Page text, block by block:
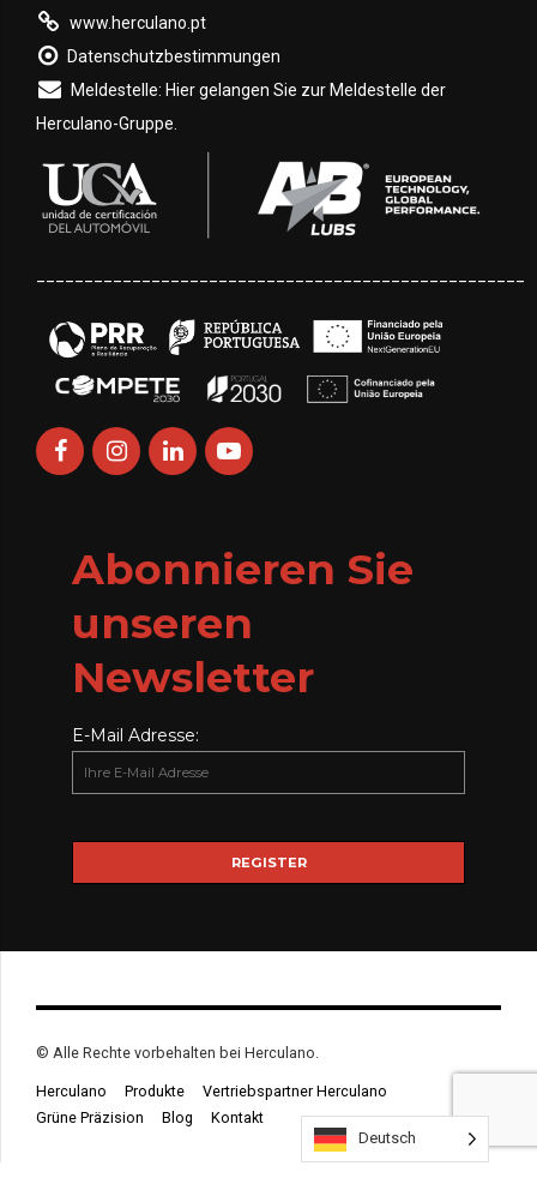
www.herculano.pt
Datenschutzbestimmungen
Meldestelle: Hier gelangen Sie zur Meldestelle der
Herculano-Gruppe.
Abonnieren Sie
unseren
Newsletter
E-Mail Adresse:
© Alle Rechte vorbehalten bei Herculano.
Herculano Produkte
Vertriebspartner Herculano
Grüne Präzision
Blog
Kontakt
Deutsch